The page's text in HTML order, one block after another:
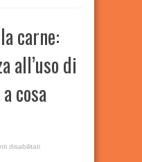
carne:
all’uso di
cosa
disabilitatisu